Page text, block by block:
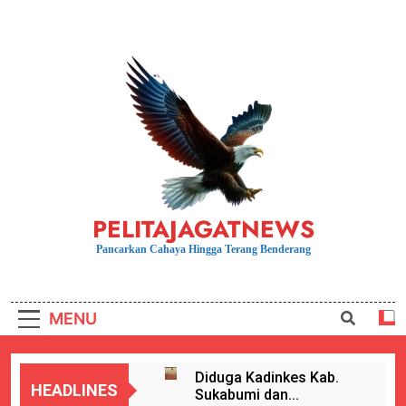
PELITAJAGATNEWS
Pancarkan Cahaya Hingga Terang Benderang
MENU
HEADLINES
Diduga Kadinkes Kab.
Sukabumi dan